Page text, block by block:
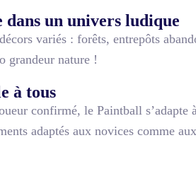
un univers ludique
variés : forêts, entrepôts
grandeur nature !
à tous
confirmé, le Paintball
adaptés aux novices comme